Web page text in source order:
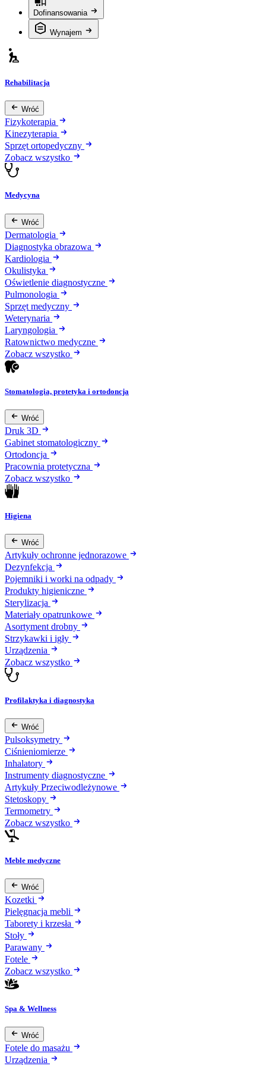
Dofinansowania
Wynajem
Rehabilitacja
Wróć
Fizykoterapia
Kinezyterapia
Sprzęt ortopedyczny
Zobacz wszystko
Medycyna
Wróć
Dermatologia
Diagnostyka obrazowa
Kardiologia
Okulistyka
Oświetlenie diagnostyczne
Pulmonologia
Sprzęt medyczny
Weterynaria
Laryngologia
Ratownictwo medyczne
Zobacz wszystko
Stomatologia, protetyka i ortodoncja
Wróć
Druk 3D
Gabinet stomatologiczny
Ortodoncja
Pracownia protetyczna
Zobacz wszystko
Higiena
Wróć
Artykuły ochronne jednorazowe
Dezynfekcja
Pojemniki i worki na odpady
Produkty higieniczne
Sterylizacja
Materiały opatrunkowe
Asortyment drobny
Strzykawki i igły
Urządzenia
Zobacz wszystko
Profilaktyka i diagnostyka
Wróć
Pulsoksymetry
Ciśnieniomierze
Inhalatory
Instrumenty diagnostyczne
Artykuły Przeciwodleżynowe
Stetoskopy
Termometry
Zobacz wszystko
Meble medyczne
Wróć
Kozetki
Pielęgnacja mebli
Taborety i krzesła
Stoły
Parawany
Fotele
Zobacz wszystko
Spa & Wellness
Wróć
Fotele do masażu
Urządzenia